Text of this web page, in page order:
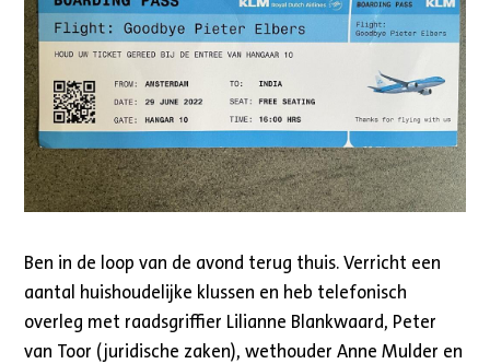
Ben in de loop van de avond terug thuis. Verricht een
aantal huishoudelijke klussen en heb telefonisch
overleg met raadsgriffier Lilianne Blankwaard, Peter
van Toor (juridische zaken), wethouder Anne Mulder en